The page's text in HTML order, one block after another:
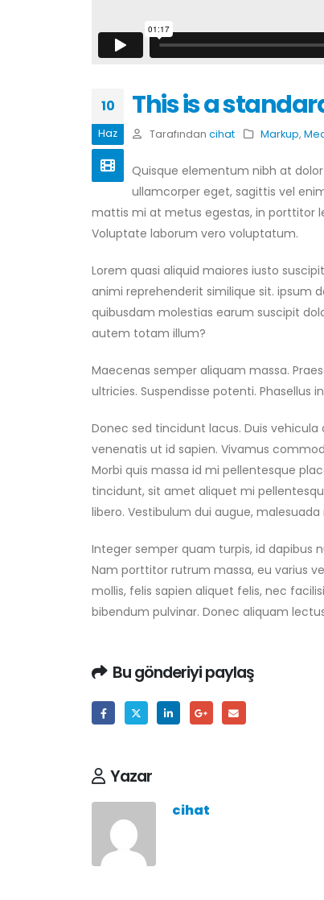
10
Haz
This is a
Tarafından cihat Markup,
Quisque elementum nibh at
ullamcorper eget, sagittis vel
mattis mi at metus egestas, in porttitor
Voluptate laborum vero voluptatum.
Lorem quasi aliquid maiores iusto
animi reprehenderit similique sit. ipsum
quibusdam molestias earum suscipit
autem totam illum?
Maecenas semper aliquam massa.
ultricies. Suspendisse potenti.
Donec sed tincidunt lacus. Duis
venenatis ut id sapien. Vivamus
Morbi quis massa id mi pellentesque
tincidunt, sit amet aliquet mi
libero. Vestibulum dui augue,
Integer semper quam turpis, id dapibus
Nam porttitor rutrum massa, eu varius
mollis, felis sapien aliquet felis, nec
bibendum pulvinar. Donec aliquam
Bu gönderiyi paylaş
Yazar
cihat